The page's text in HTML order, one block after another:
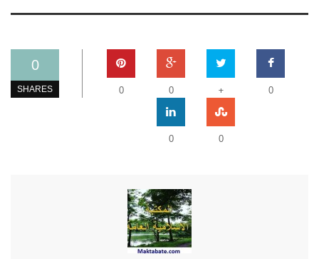
0
SHARES 0
+
0
0
0
0